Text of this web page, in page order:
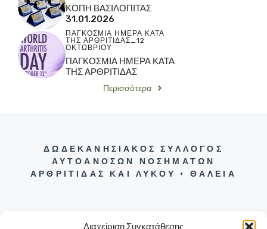
Διαχείριση Συγκατάθεσης
ΚΟΠΗ ΒΑΣΙΛΟΠΙΤΑΣ
31.01.2026
ΠΑΓΚΟΣΜΙΑ ΗΜΕΡΑ ΚΑΤΑ
ΤΗΣ ΑΡΘΡΙΤΙΔΑΣ_12
ΟΚΤΩΒΡΙΟΥ
ΠΑΓΚΟΣΜΙΑ ΗΜΕΡΑ ΚΑΤΑ
ΤΗΣ ΑΡΘΡΙΤΙΔΑΣ
Περισσότερα
ΔΩΔΕΚΑΝΗΣΙΑΚΟΣ ΣΥΛΛΟΓΟΣ
ΑΥΤΟΑΝΟΣΩΝ ΝΟΣΗΜΑΤΩΝ
ΑΡΘΡΙΤΙΔΑΣ ΚΑΙ ΛΥΚΟΥ • ΘΑΛΕΙΑ